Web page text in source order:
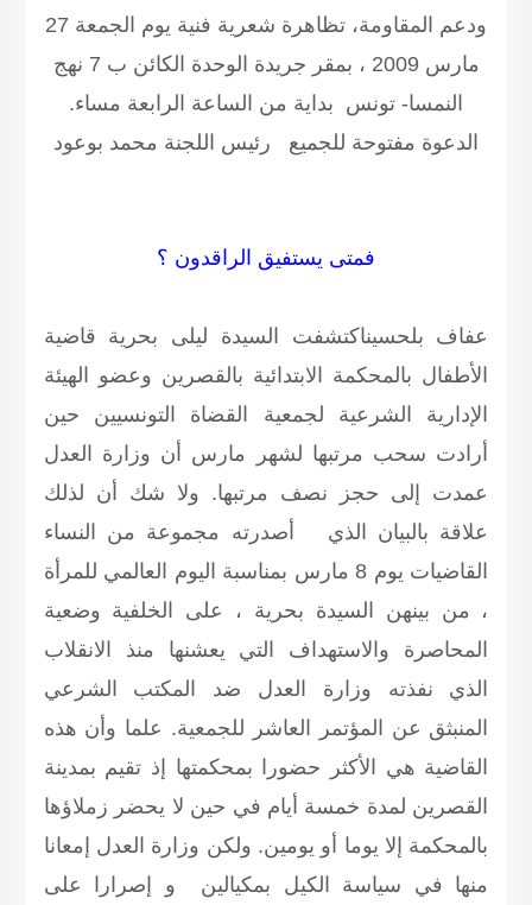
ودعم المقاومة، تظاهرة شعرية فنية يوم الجمعة 27
مارس 2009 ، بمقر جريدة الوحدة الكائن ب 7 نهج
النمسا- تونس بداية من الساعة الرابعة مساء.
الدعوة مفتوحة للجميع رئيس اللجنة محمد بوعود
فمتى يستفيق الراقدون ؟
عفاف بلحسيناكتشفت السيدة ليلى بحرية قاضية
الأطفال بالمحكمة الابتدائية بالقصرين وعضو الهيئة
الإدارية الشرعية لجمعية القضاة التونسيين حين
أرادت سحب مرتبها لشهر مارس أن وزارة العدل
عمدت إلى حجز نصف مرتبها. ولا شك أن لذلك
علاقة بالبيان الذي أصدرته مجموعة من النساء
القاضيات يوم 8 مارس بمناسبة اليوم العالمي للمرأة
، من بينهن السيدة بحرية ، على الخلفية وضعية
المحاصرة والاستهداف التي يعشنها منذ الانقلاب
الذي نفذته وزارة العدل ضد المكتب الشرعي
المنبثق عن المؤتمر العاشر للجمعية. علما وأن هذه
القاضية هي الأكثر حضورا بمحكمتها إذ تقيم بمدينة
القصرين لمدة خمسة أيام في حين لا يحضر زملاؤها
بالمحكمة إلا يوما أو يومين. ولكن وزارة العدل إمعانا
منها في سياسة الكيل بمكيالين و إصرارا على